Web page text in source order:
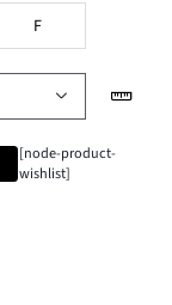
F
[node-product-
wishlist]